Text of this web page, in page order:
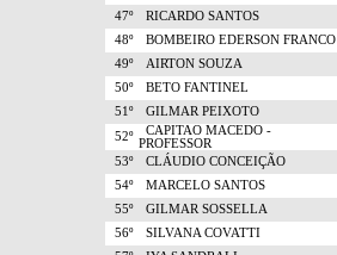
47º
RICARDO SANTOS
48º
BOMBEIRO EDERSON FRANCO
49º
AIRTON SOUZA
50º
BETO FANTINEL
51º
GILMAR PEIXOTO
52º
CAPITAO MACEDO -
PROFESSOR
53º
CLÁUDIO CONCEIÇÃO
54º
MARCELO SANTOS
55º
GILMAR SOSSELLA
56º
SILVANA COVATTI